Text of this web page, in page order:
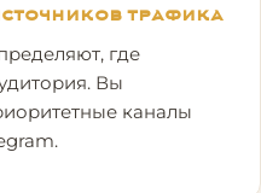
трафика
где
Вы
каналы